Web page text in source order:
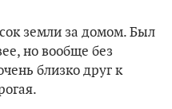
земли за домом. Был
но вообще без
близко друг к